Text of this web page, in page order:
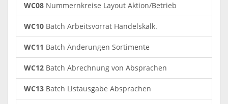
WC08 Nummernkreise Layout Aktion/Betrieb
WC10 Batch Arbeitsvorrat Handelskalk.
WC11 Batch Änderungen Sortimente
WC12 Batch Abrechnung von Absprachen
WC13 Batch Listausgabe Absprachen